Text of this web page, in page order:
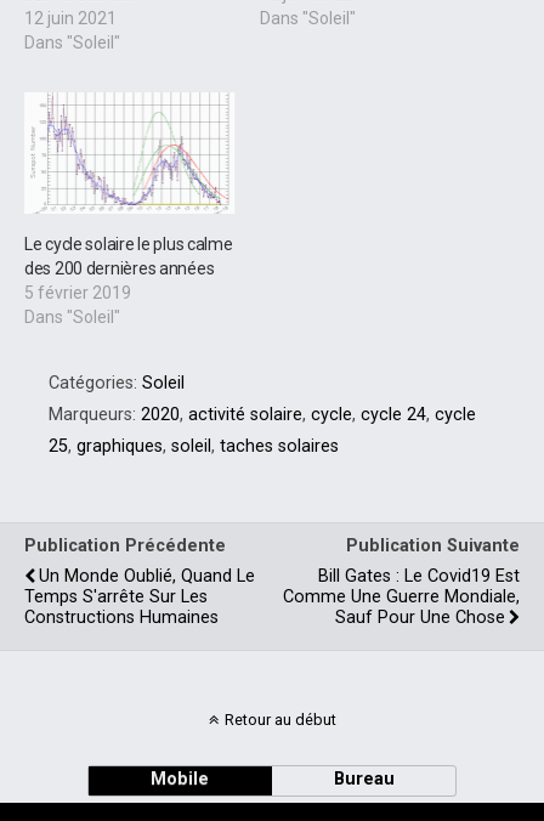
12 juin 2021
Dans "Soleil"
Dans "Soleil"
Le cycle solaire le plus calme
des 200 dernières années
5 février 2019
Dans "Soleil"
Catégories: Soleil
Marqueurs: 2020, activité solaire, cycle, cycle 24, cycle
25, graphiques, soleil , taches solaires
Publication Précédente
Un Monde Oublié, Quand Le
Temps S'arrête Sur Les
Constructions Humaines
Publication Suivante
Bill Gates : Le Covid19 Est
Comme Une Guerre Mondiale,
Sauf Pour Une Chose
Retour au début
Mobile Bureau